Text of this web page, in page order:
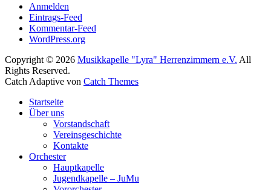
Anmelden
Eintrags-Feed
Kommentar-Feed
WordPress.org
Copyright © 2026 Musikkapelle "Lyra" Herrenzimmern e.V. All
Rights Reserved.
Catch Adaptive von Catch Themes
oben
scrollen
Startseite
Über uns
Vorstandschaft
Vereinsgeschichte
Kontakte
Orchester
Hauptkapelle
Jugendkapelle – JuMu